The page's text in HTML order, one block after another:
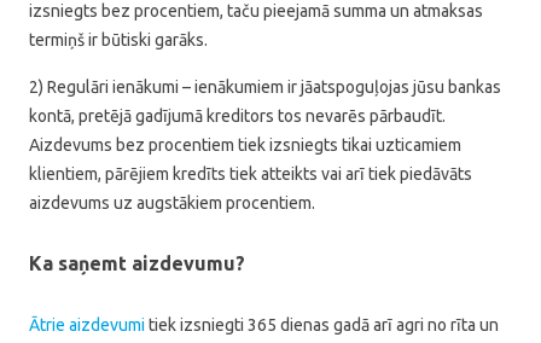
izsniegts bez procentiem, taču pieejamā summa un atmaksas
termiņš ir būtiski garāks.
2) Regulāri ienākumi – ienākumiem ir jāatspoguļojas jūsu bankas
kontā, pretējā gadījumā kreditors tos nevarēs pārbaudīt.
Aizdevums bez procentiem tiek izsniegts tikai uzticamiem
klientiem, pārējiem kredīts tiek atteikts vai arī tiek piedāvāts
aizdevums uz augstākiem procentiem.
Ka saņemt aizdevumu?
Ātrie aizdevumitiek izsniegti 365 dienas gadā arī agri no rīta un